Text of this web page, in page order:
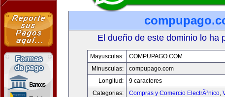
El dueño de este dominio lo ha
Mayusculas:
COMPUPAGO.COM
Minusculas:
compupago.com
Longitud:
9 caracteres
Categorias:
Compras y Comercio ElectrÃ³nico,